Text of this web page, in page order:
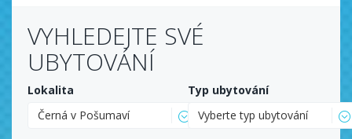
VYHLEDEJTE SVÉ
UBYTOVÁNÍ
Lokalita
Černá v Pošumaví
Typ ubytování
Vyberte typ ubytování